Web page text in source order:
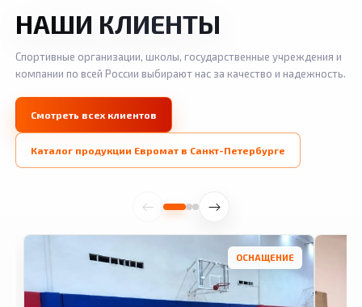
НАШИ КЛИЕНТЫ
Спортивные организации, школы, государственные учреждения и
компании по всей России выбирают нас за качество и надежность.
Смотреть всех клиентов
Каталог продукции Евромат в Санкт-Петербурге
ОСНАЩЕНИЕ